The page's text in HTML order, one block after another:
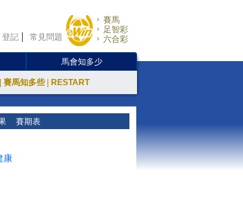
登記 常見問題
賽馬
足智彩
六合彩
馬會知多少
賽馬知多些 RESTART
賽期表
康